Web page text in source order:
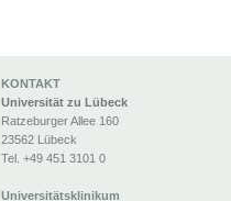
KONTAKT
Universität zu Lübeck
Ratzeburger Allee 160
23562 Lübeck
Tel. +49 451 3101 0
Universitätsklinikum